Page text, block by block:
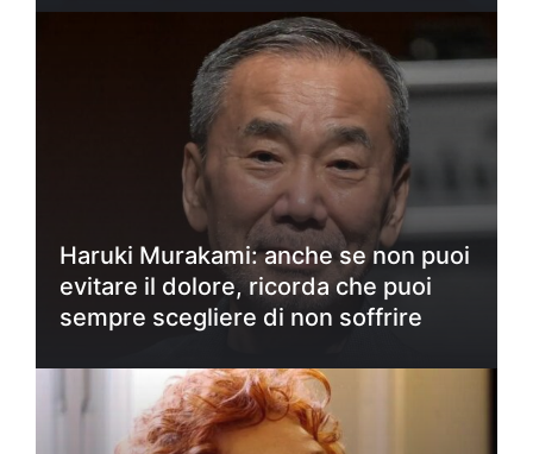
Haruki Murakami: anche se non puoi
evitare il dolore, ricorda che puoi
sempre scegliere di non soffrire